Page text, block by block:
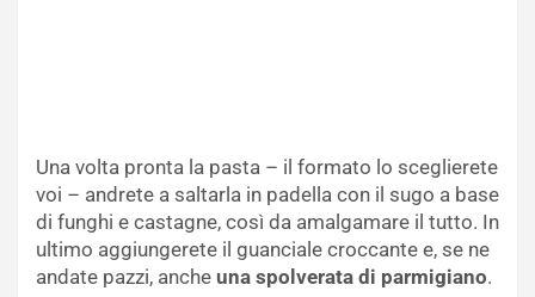
Una volta pronta la pasta – il formato lo sceglierete
voi – andrete a saltarla in padella con il sugo a base
di funghi e castagne, così da amalgamare il tutto. In
ultimo aggiungerete il guanciale croccante e, se ne
andate pazzi, anche una spolverata di parmigiano.